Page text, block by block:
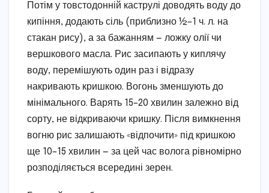
Потім у товстодонній каструлі доводять воду до
кипіння, додають сіль (приблизно ½–1 ч. л. на
стакан рису), а за бажанням — ложку олії чи
вершкового масла. Рис засипають у киплячу
воду, перемішують один раз і відразу
накривають кришкою. Вогонь зменшують до
мінімального. Варять 15–20 хвилин залежно від
сорту, не відкриваючи кришку. Після вимкнення
вогню рис залишають «відпочити» під кришкою
ще 10–15 хвилин — за цей час волога рівномірно
розподіляється всередині зерен.